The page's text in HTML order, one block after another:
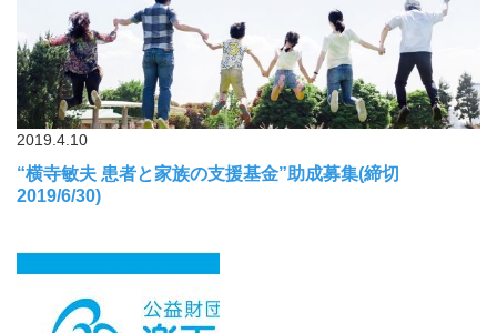
2019.4.10
“横寺敏夫 患者と家族の支援基金”助成募集(締切
2019/6/30)